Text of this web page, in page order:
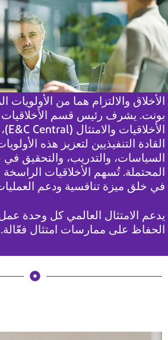
الأخلاق والالتزام هما من
بونت. يشرف رئيس قسم الأخلاقيات
الأخلاقيات والامتثال (E&C Central)،
القادة التنفيذيين لتعزيز هذه
السياسات، والتدريب، والتحقيق
المحتملة. تُسهم الأخلاقيات الراسخة
في خلق ميزة تنافسية ودعم
يدعم الامتثال العالمي كل وحدة
الحفاظ على ممارسات امتثال فعّالة.